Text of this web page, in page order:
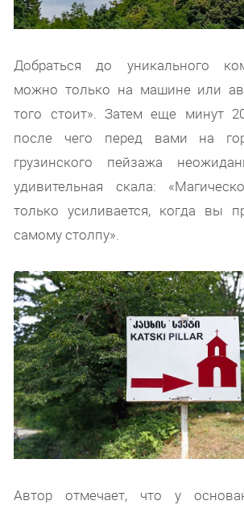
Добраться до уникального
можно только на машине или
того стоит». Затем еще минут
после чего перед вами на
грузинского пейзажа
удивительная скала:
только усиливается, когда вы
самому столпу».
Автор отмечает, что у